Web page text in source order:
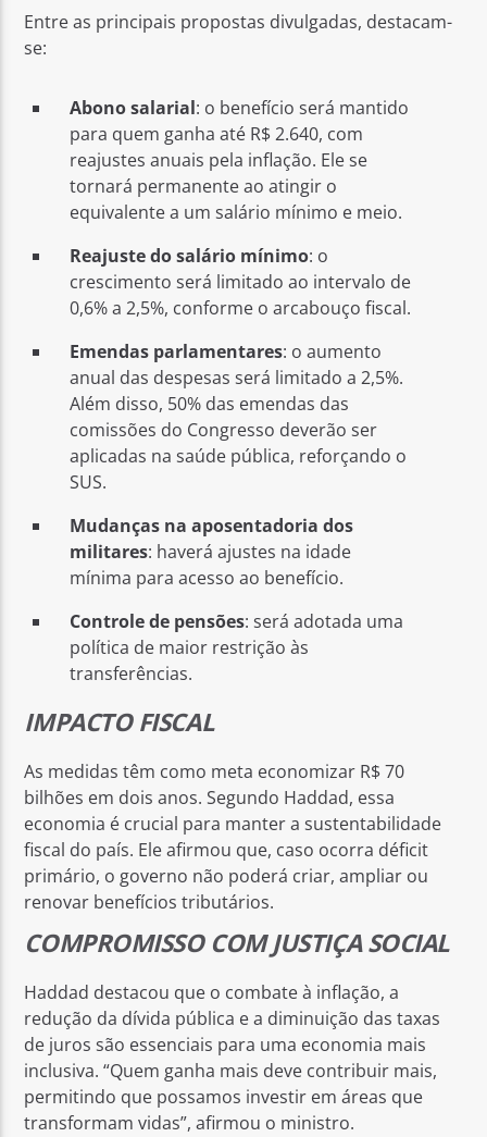
Entre as principais propostas divulgadas, destacam-
se:
Abono salarial: o benefício será mantido
para quem ganha até R$ 2.640, com
reajustes anuais pela inflação. Ele se
tornará permanente ao atingir o
equivalente a um salário mínimo e meio.
Reajuste do salário mínimo: o
crescimento será limitado ao intervalo de
0,6% a 2,5%, conforme o arcabouço fiscal.
Emendas parlamentares: o aumento
anual das despesas será limitado a 2,5%.
Além disso, 50% das emendas das
comissões do Congresso deverão ser
aplicadas na saúde pública, reforçando o
SUS.
Mudanças na aposentadoria dos
militares: haverá ajustes na idade
mínima para acesso ao benefício.
Controle de pensões: será adotada uma
política de maior restrição às
transferências.
IMPACTO FISCAL
As medidas têm como meta economizar R$ 70
bilhões em dois anos. Segundo Haddad, essa
economia é crucial para manter a sustentabilidade
fiscal do país. Ele afirmou que, caso ocorra déficit
primário, o governo não poderá criar, ampliar ou
renovar benefícios tributários.
COMPROMISSO COM JUSTIÇA SOCIAL
Haddad destacou que o combate à inflação, a
redução da dívida pública e a diminuição das taxas
de juros são essenciais para uma economia mais
inclusiva. “Quem ganha mais deve contribuir mais,
permitindo que possamos investir em áreas que
transformam vidas”, afirmou o ministro.